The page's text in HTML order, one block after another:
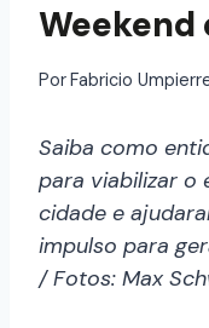
Weekend
Por Fabricio
Saiba como
para viabilizar o
cidade e
impulso para
/ Fotos: Max